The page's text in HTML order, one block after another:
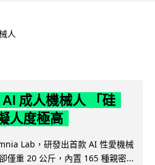
人
成人機械人 「硅
人度極高
Lab，研發出首款 AI 性愛機械
僅重 20 公斤，內置 165 種親密...